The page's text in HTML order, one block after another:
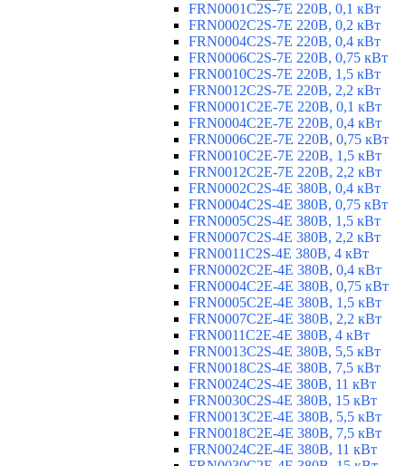
FRN0001C2S-7E 220В, 0,1 кВт
FRN0002C2S-7E 220В, 0,2 кВт
FRN0004C2S-7E 220В, 0,4 кВт
FRN0006C2S-7E 220В, 0,75 кВт
FRN0010C2S-7E 220В, 1,5 кВт
FRN0012C2S-7E 220В, 2,2 кВт
FRN0001C2E-7E 220В, 0,1 кВт
FRN0004C2E-7E 220В, 0,4 кВт
FRN0006C2E-7E 220В, 0,75 кВт
FRN0010C2E-7E 220В, 1,5 кВт
FRN0012C2E-7E 220В, 2,2 кВт
FRN0002C2S-4E 380В, 0,4 кВт
FRN0004C2S-4E 380В, 0,75 кВт
FRN0005C2S-4E 380В, 1,5 кВт
FRN0007C2S-4E 380В, 2,2 кВт
FRN0011C2S-4E 380В, 4 кВт
FRN0002C2E-4E 380В, 0,4 кВт
FRN0004C2E-4E 380В, 0,75 кВт
FRN0005C2E-4E 380В, 1,5 кВт
FRN0007C2E-4E 380В, 2,2 кВт
FRN0011C2E-4E 380В, 4 кВт
FRN0013C2S-4E 380В, 5,5 кВт
FRN0018C2S-4E 380В, 7,5 кВт
FRN0024C2S-4E 380В, 11 кВт
FRN0030C2S-4E 380В, 15 кВт
FRN0013C2E-4E 380В, 5,5 кВт
FRN0018C2E-4E 380В, 7,5 кВт
FRN0024C2E-4E 380В, 11 кВт